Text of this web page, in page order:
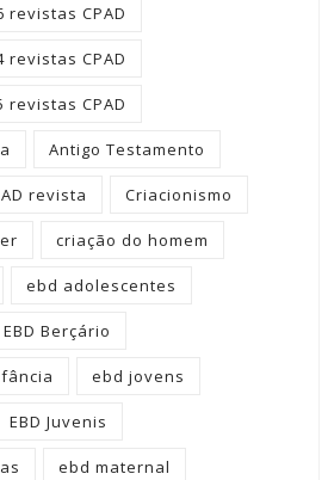
revistas CPAD
revistas CPAD
revistas CPAD
Antigo Testamento
revista Criacionismo
criação do homem
ebd adolescentes
EBD Berçário
ebd jovens
EBD Juvenis
ebd maternal